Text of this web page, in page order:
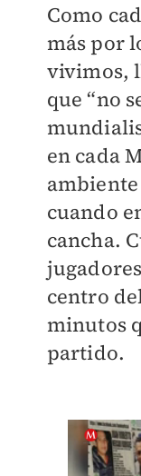
Como
más por
vivimos,
que “no
en cada
cuando
cancha.
centro
minutos
partido.